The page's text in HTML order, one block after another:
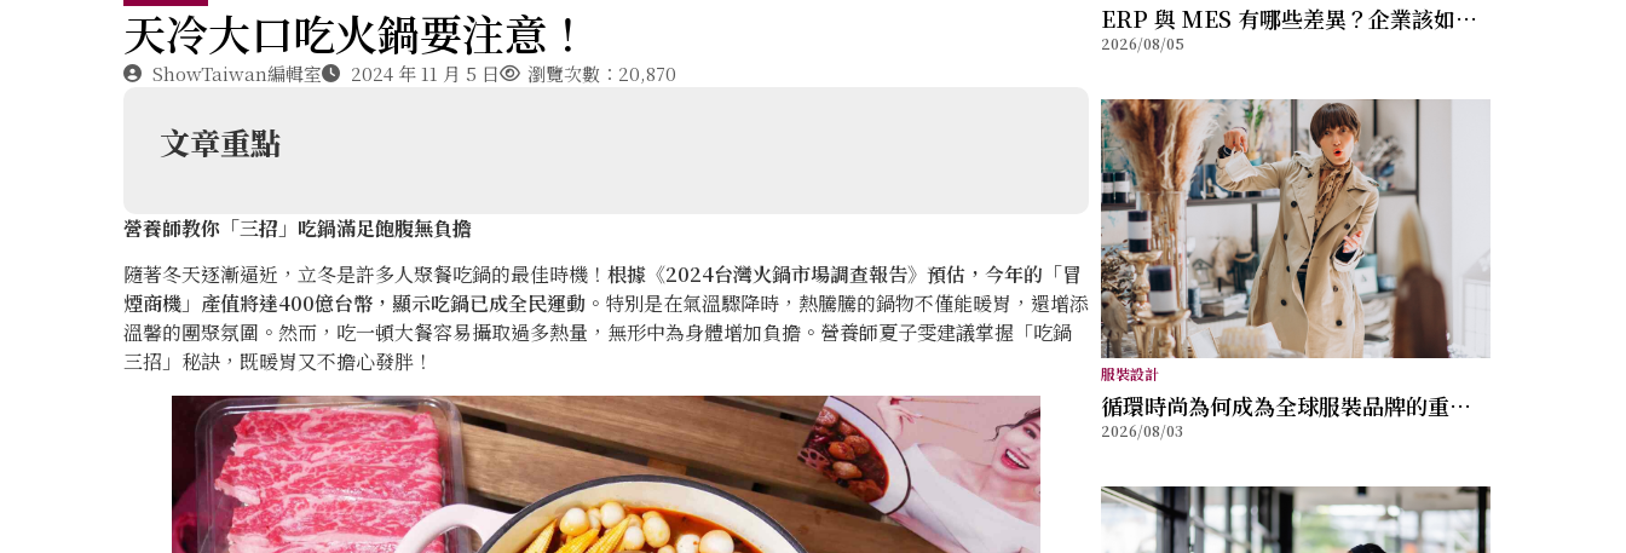
天冷大口吃火鍋要注意！
ShowTaiwan編輯室 2024 年 11 月 5 日 瀏覽次數：20,870
文章重點
營養師教你「三招」吃鍋滿足飽腹無負擔
隨著冬天逐漸逼近，立冬是許多人聚餐吃鍋的最佳時機！ 根據《2024台灣火鍋市場調查報告》預估，今年的「冒
煙商機」產值將達400億台幣，顯示吃鍋已成全民運動 。特別是在氣溫驟降時，熱騰騰的鍋物不僅能暖胃，還增添
溫馨的團聚氛圍。然而，吃一頓大餐容易攝取過多熱量，無形中為身體增加負擔。營養師夏子雯建議掌握「吃鍋
三招」秘訣，既暖胃又不擔心發胖！
ERP 與 MES 有哪些差異？企業該如何
選擇？
2026/08/05
服裝設計
循環時尚為何成為全球服裝品牌的重要
方向？
2026/08/03